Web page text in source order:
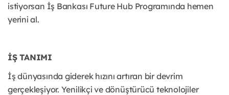
istiyorsan İş Bankası Future Hub Programında hemen
yerini al.
İŞ TANIMI
İş dünyasında giderek hızını artıran bir devrim
gerçekleşiyor. Yenilikçi ve dönüştürücü teknolojiler